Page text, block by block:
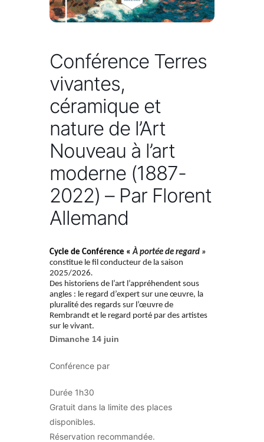
Conférence Terres
vivantes,
céramique et
nature de l’Art
Nouveau à l’art
moderne (1887-
2022) – Par Florent
Allemand
Cycle de Conférence «À portée de regard »
constitue le fil conducteur de la saison
2025/2026.
Des historiens de l’art l’appréhendent sous
angles : le regard d’expert sur une œuvre, la
pluralité des regards sur l’œuvre de
Rembrandt et le regard porté par des artistes
sur le vivant.
Dimanche 14 juin
Conférence par
Durée 1h30
Gratuit dans la limite des places
disponibles.
Réservation recommandée.